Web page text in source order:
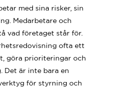
med sina risker, sin
Medarbetare och
vad företaget står för.
ofta ett
göra prioriteringar och
Det är inte bara en
för styrning och